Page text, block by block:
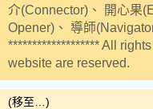
介(Connector)、 開心果
Opener)、 導師
******************* All
website are reserved.